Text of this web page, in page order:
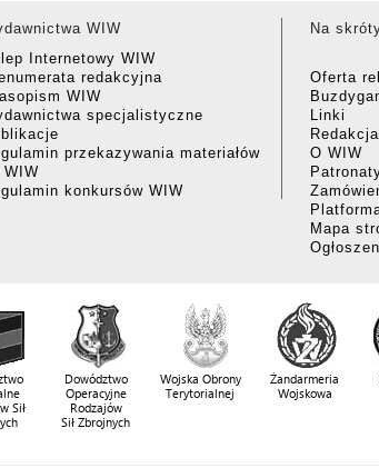
WIW
Internetowy WIW
redakcyjna
WIW
specjalistyczne
przekazywania materiałów
WIW
konkursów WIW
Na
Oferta
Linki
Redakcja
O WIW
Mapa
Sił
Dowództwo
Operacyjne
Rodzajów
Sił Zbrojnych
Wojska Obrony
Terytorialnej
Żandarmeria
Wojskowa